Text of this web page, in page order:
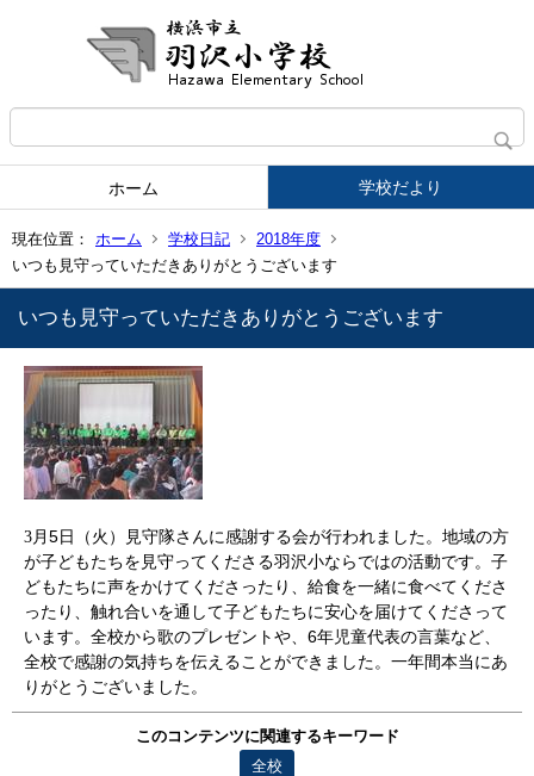
ホーム 学校だより
現在位置： ホーム 学校日記
2018年度
いつも見守っていただきありがとうございます
いつも見守っていただきありがとうございます
3月 5 日（火）見守隊さんに感謝する会が行われました。地域の方
が子どもたちを見守ってくださる羽沢小ならではの活動です。子
どもたちに声をかけてくださったり、給食を一緒に食べてくださ
ったり、触れ合いを通して子どもたちに安心を届けてくださって
います。全校から歌のプレゼントや、 6年児童代表の言葉など、
全校で感謝の気持ちを伝えることができました。一年間本当にあ
りがとうございました。
このコンテンツに関連するキーワード
全校